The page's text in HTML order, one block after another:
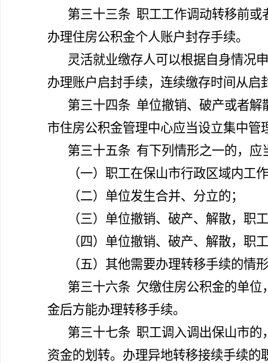
第三十三条 职工工作调动转移前或
办理住房公积金个人账户封存手续。
灵活就业缴存人可以根据自身情况
办理账户启封手续，连续缴存时间从启
第三十四条 单位撤销、破产或者解
市住房公积金管理中心应当设立集中管
第三十五条 有下列情形之一的，应
（一）职工在保山市行政区域内工
（二）单位发生合并、分立的；
（三）单位撤销、破产、解散，职
（四）单位撤销、破产、解散，职
（五）其他需要办理转移手续的情
第三十六条 欠缴住房公积金的单位
金后方能办理转移手续。
第三十七条 职工调入调出保山市的
资金的划转。办理异地转移接续手续的